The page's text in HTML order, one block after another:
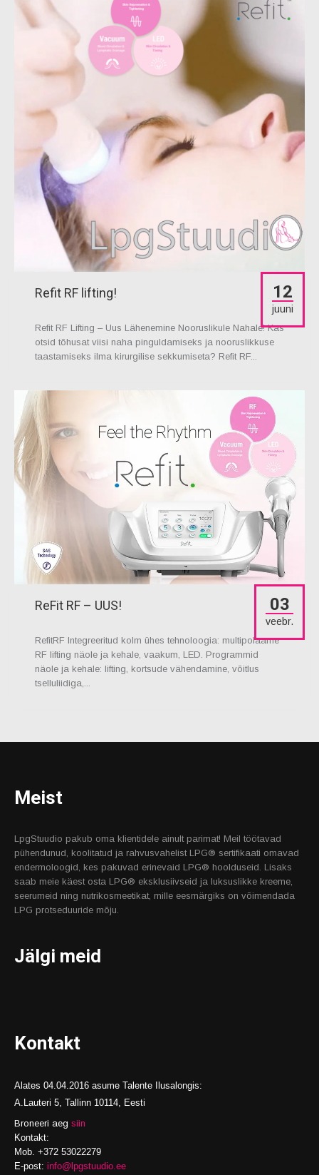
12
juuni
Refit RF lifting!
Refit RF Lifting – Uus Lähenemine Nooruslikule Nahale! Kas
otsid tõhusat viisi naha pinguldamiseks ja nooruslikkuse
taastamiseks ilma kirurgilise sekkumiseta? Refit RF...
03
veebr.
ReFit RF – UUS!
RefitRF Integreeritud kolm ühes tehnoloogia: multipolaarne
RF lifting näole ja kehale, vaakum, LED. Programmid
näole ja kehale: lifting, kortsude vähendamine, võitlus
tselluliidiga,...
Meist
LpgStuudio pakub oma klientidele ainult parimat! Meil töötavad
pühendunud, koolitatud ja rahvusvahelist LPG® sertifikaati omavad
endermoloogid, kes pakuvad erinevaid LPG® hoolduseid. Lisaks
saab meie käest osta LPG® eksklusiivseid ja luksuslikke kreeme,
seerumeid ning nutrikosmeetikat, mille eesmärgiks on võimendada
LPG protseduuride mõju.
Jälgi meid
Kontakt
Alates 04.04.2016 asume Talente Ilusalongis:
A.Lauteri 5, Tallinn 10114, Eesti
Broneeri aeg siin
Kontakt:
Mob. +372 53022279
E-post: info@lpgstuudio.ee